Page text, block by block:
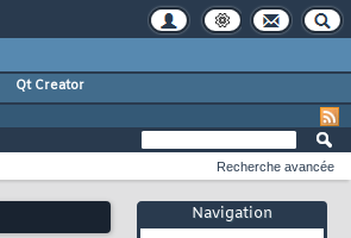
Qt Creator
Recherche avancée
Navigation